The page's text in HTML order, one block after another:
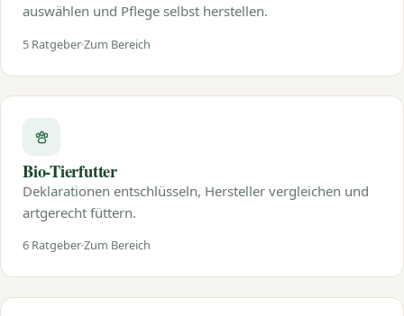
auswählen und Pflege selbst herstellen.
5 RatgeberZum Bereich
Bio-Tierfutter
Deklarationen entschlüsseln, Hersteller vergleichen und
artgerecht füttern.
6 RatgeberZum Bereich